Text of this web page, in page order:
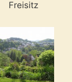
Freisitz